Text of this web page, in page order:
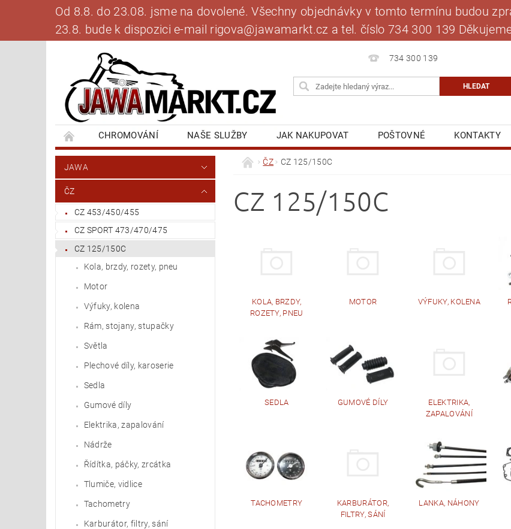
Od 8.8. do 23.08. jsme na dovolené. Všechny objednávky v tomto termínu budou
23.8. bude k dispozici e-mail rigova@jawamarkt.cz a tel. číslo 734 300 139
734 300 139
CHROMOVÁNÍ NAŠE SLUŽBY JAK NAKUPOVAT POŠTOVNÉ KONTAKTY
BANKOVNÍ SPOJENÍ
NAPIŠTE NÁM BLOG MOJE OBJEDNÁVKA
JAWA
ČZ
CZ 453/450/455
CZ SPORT 473/470/475
CZ 125/150C
Kola, brzdy, rozety, pneu
Motor
Výfuky, kolena
Rám, stojany, stupačky
Světla
Plechové díly, karoserie
Sedla
Gumové díly
Elektrika, zapalování
Nádrže
Řídítka, páčky, zrcátka
Tlumiče, vidlice
Tachometry
Karburátor, filtry, sání
ČZ CZ 125/150C
CZ 125/150C
KOLA, BRZDY,
ROZETY, PNEU
MOTOR VÝFUKY, KOLENA
SEDLA GUMOVÉ DÍLY
ELEKTRIKA,
ZAPALOVÁNÍ
TACHOMETRY
KARBURÁTOR,
FILTRY, SÁNÍ
LANKA, NÁHONY